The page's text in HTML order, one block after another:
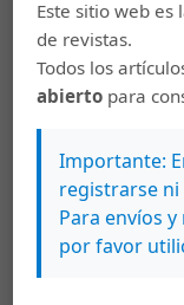
Pavimentos de
(MS-22), 1992.
Betram, George
Washington, D.C.,
Morilla Abad,
Carreteras.
Asociación
Este sitio web
de revistas.
Todos los
abierto para
Importante:
registrarse
Para envíos
por favor